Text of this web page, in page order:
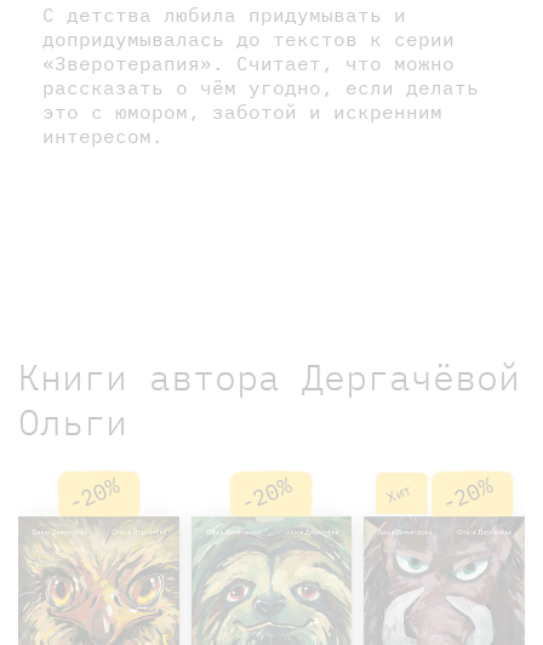
С детства любила придумывать и
допридумывалась до текстов к серии
«Зверотерапия». Считает, что можно
рассказать о чём угодно, если делать
это с юмором, заботой и искренним
интересом.
Книги автора Дергачёвой
Ольги
-20% -20% Хит -20%